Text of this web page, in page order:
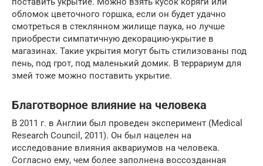
обломок цветочного горшка, если он будет удачно
смотреться в стеклянном жилище паука, но лучше
приобрести симпатичную декорацию-укрытие в
магазинах. Такие укрытия могут быть стилизованы под
пень, под грот, под маленький домик. В террариум для
змей тоже можно поставить укрытие.
Благотворное влияние на человека
В 2011 г. в Англии был проведен эксперимент (Medical
Research Council, 2011). Он был нацелен на
исследование влияния аквариумов на человека.
Согласно ему, чем более заполнена воссозданная